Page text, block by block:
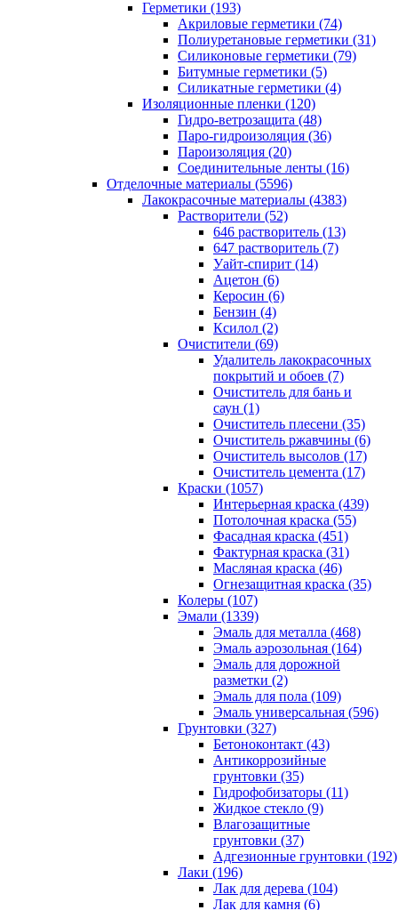
Герметики (193)
Акриловые герметики (74)
Полиуретановые герметики (31)
Силиконовые герметики (79)
Битумные герметики (5)
Силикатные герметики (4)
Изоляционные пленки (120)
Гидро-ветрозащита (48)
Паро-гидроизоляция (36)
Пароизоляция (20)
Соединительные ленты (16)
Отделочные материалы (5596)
Лакокрасочные материалы (4383)
Растворители (52)
646 растворитель (13)
647 растворитель (7)
Уайт-спирит (14)
Ацетон (6)
Керосин (6)
Бензин (4)
Ксилол (2)
Очистители (69)
Удалитель лакокрасочных
покрытий и обоев (7)
Очиститель для бань и
саун (1)
Очиститель плесени (35)
Очиститель ржавчины (6)
Очиститель высолов (17)
Очиститель цемента (17)
Краски (1057)
Интерьерная краска (439)
Потолочная краска (55)
Фасадная краска (451)
Фактурная краска (31)
Масляная краска (46)
Огнезащитная краска (35)
Колеры (107)
Эмали (1339)
Эмаль для металла (468)
Эмаль аэрозольная (164)
Эмаль для дорожной
разметки (2)
Эмаль для пола (109)
Эмаль универсальная (596)
Грунтовки (327)
Бетоноконтакт (43)
Антикоррозийные
грунтовки (35)
Гидрофобизаторы (11)
Жидкое стекло (9)
Влагозащитные
грунтовки (37)
Адгезионные грунтовки (192)
Лаки (196)
Лак для дерева (104)
Лак для камня (6)